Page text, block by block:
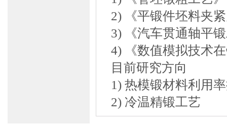
2) 《平锻件坯料夹
3) 《汽车贯通轴平
4) 《数值模拟技术
目前研究方向
1) 热模锻材料利用
2) 冷温精锻工艺